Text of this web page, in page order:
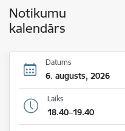
Notikumu
kalendārs
Datums
6. augusts, 2026
Laiks
18.40–19.40